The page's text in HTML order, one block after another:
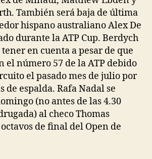
También será baja de última
hispano australiano Alex De
durante la ATP Cup. Berdych
en cuenta a pesar de que
el número 57 de la ATP debido
el pasado mes de julio por
de espalda. Rafa Nadal se
(no antes de las 4.30
al checo Thomas
de final del Open de